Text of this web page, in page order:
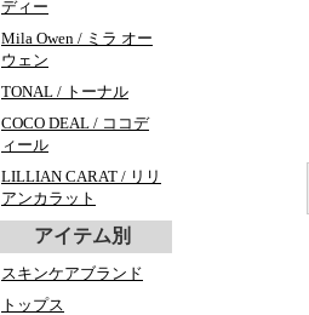
ディー
Mila Owen / ミラ オー
ウェン
TONAL / トーナル
COCO DEAL / ココデ
ィール
LILLIAN CARAT / リリ
アンカラット
アイテム別
スキンケアブランド
トップス